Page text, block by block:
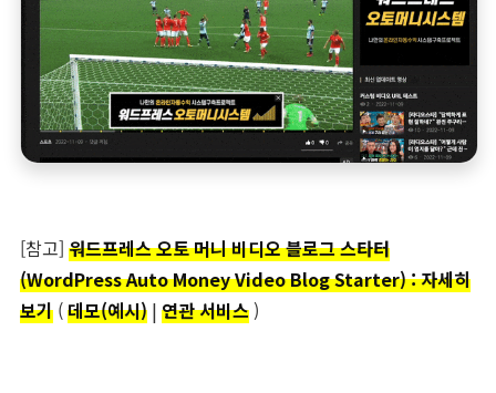
[참고] 워드프레스 오토 머니 비디오 블로그 스타터
(WordPress Auto Money Video Blog Starter) : 자세히
보기 (데모(예시) | 연관 서비스)